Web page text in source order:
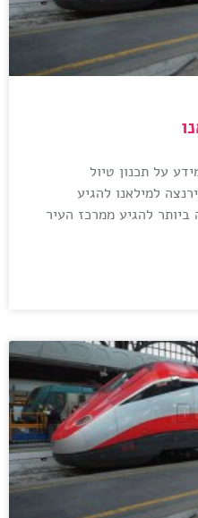
על תכנון טיול
למילאנו להגיע
ביותר להגיע ממרכז העיר